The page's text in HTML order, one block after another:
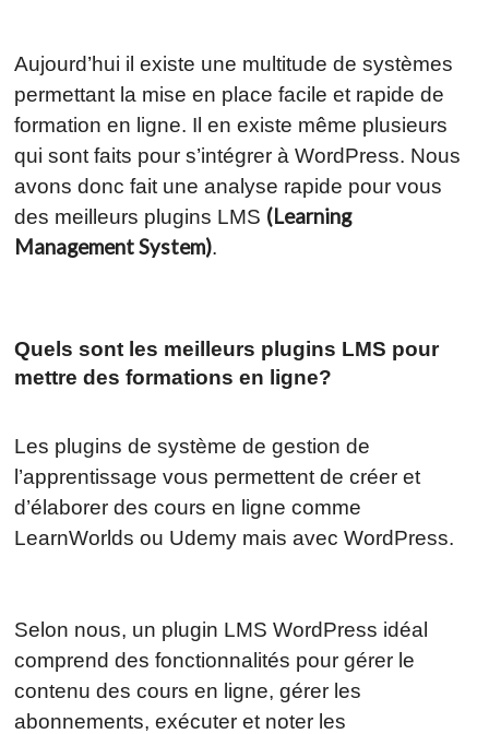
Aujourd’hui il existe une multitude de systèmes
permettant la mise en place facile et rapide de
formation en ligne. Il en existe même plusieurs
qui sont faits pour s’intégrer à WordPress. Nous
avons donc fait une analyse rapide pour vous
des meilleurs plugins LMS (Learning
Management System).
Quels sont les meilleurs plugins LMS pour
mettre des formations en ligne?
Les plugins de système de gestion de
l’apprentissage vous permettent de créer et
d’élaborer des cours en ligne comme
LearnWorlds ou Udemy mais avec WordPress.
Selon nous, un plugin LMS WordPress idéal
comprend des fonctionnalités pour gérer le
contenu des cours en ligne, gérer les
abonnements, exécuter et noter les